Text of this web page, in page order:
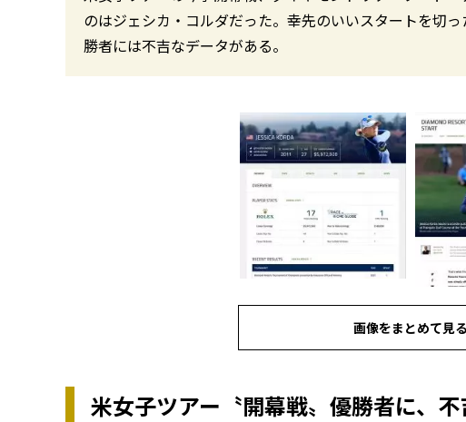
のはジェシカ・コルダだった。幸先のいいスタートを切
勝者には不吉なデータがある。
画像をまとめて見る
米女子ツアー〝開幕戦〟優勝者に、